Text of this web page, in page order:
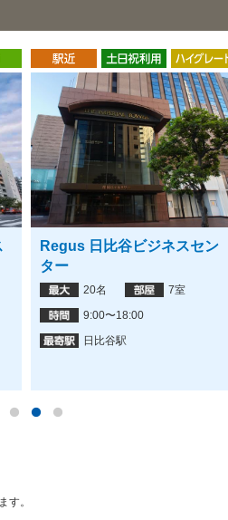
Regus 日比谷ビジネスセン
ター
20名
7室
9:00〜18:00
日比谷駅
す。